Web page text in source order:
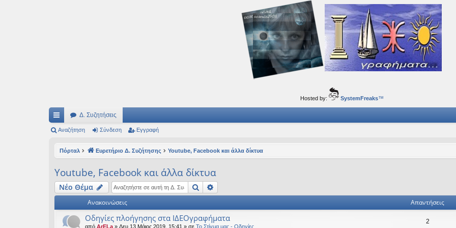
Αυτός ο τόπος φιλοδοξεί να ανοίγει μονοπάτια για τα συναρπαστικά και όμορφα ταξίδια του νού...
Hosted by: SystemFreaks™
ρή
συ
Δ. Συζητήσεις
Αναζήτηση Σύνδεση Εγγραφή
Πόρταλ Ευρετήριο Δ. Συζήτησης Youtube, Facebook και άλλα δίκτυα
Youtube, Facebook και άλλα δίκτυα
Νέο Θέμα Αναζήτηση
Ανακοινώσεις Απαντήσεις
Οδηγίες πλοήγησης στα ΙΔΕΟγραφήματα
από ArELa » Δευ 13 Μάιος 2019, 15:41 » σε Το Στίγμα μας - Οδηγίες
2